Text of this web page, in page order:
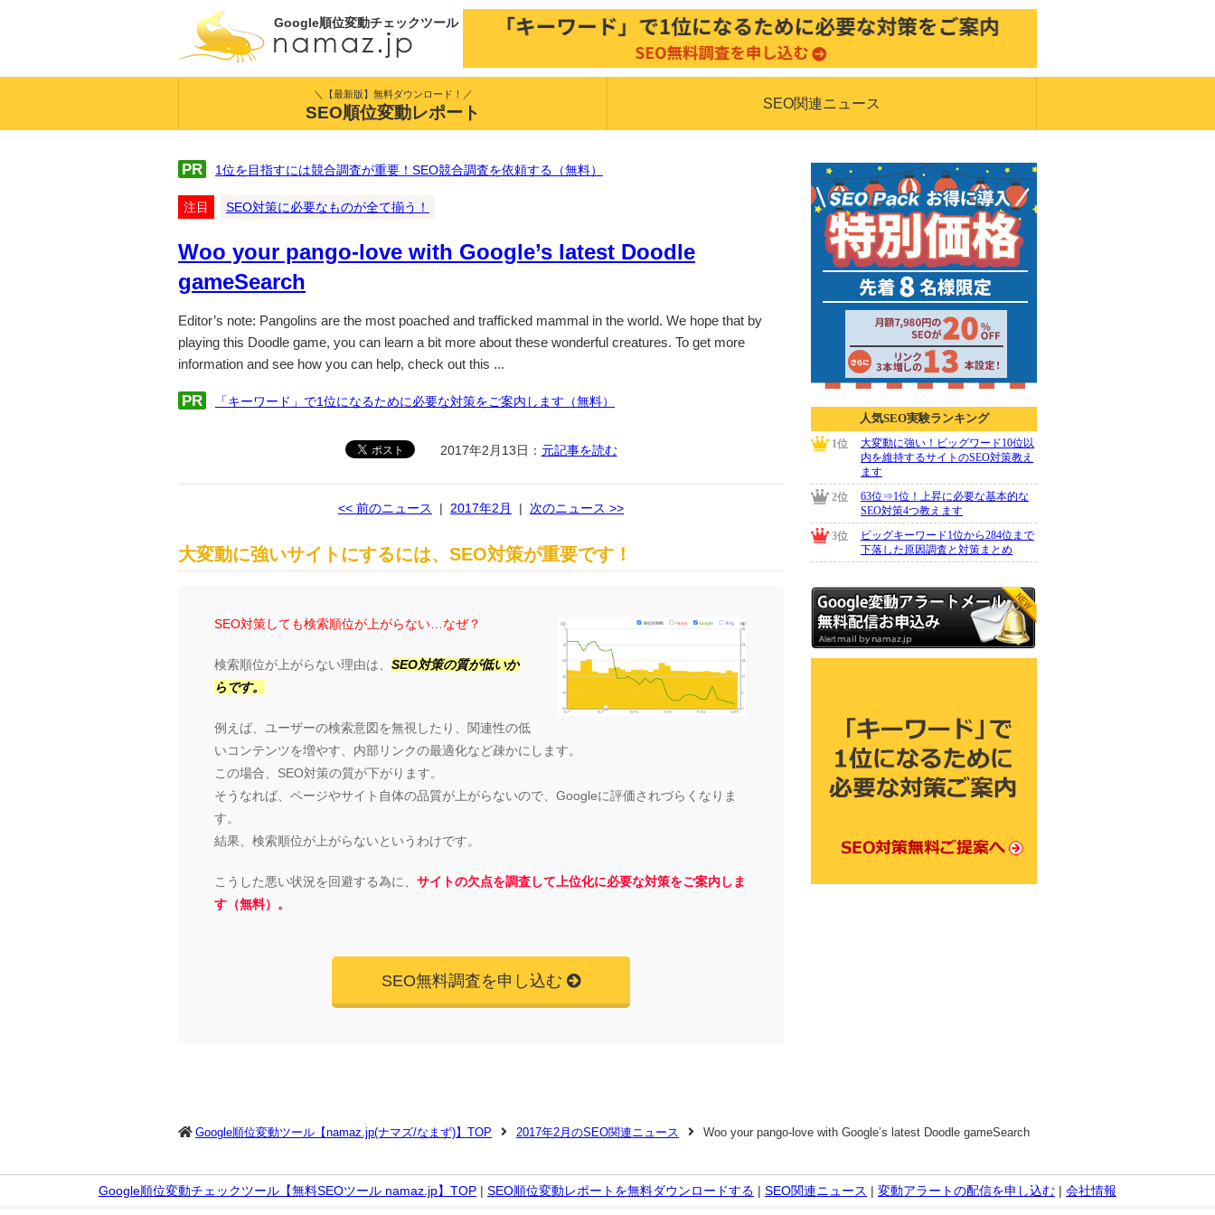
Google順位変動チェックツール
＼【最新版】無料ダウンロード！／
SEO順位変動レポート SEO関連ニュース
PR 1位を目指すには競合調査が重要！SEO競合調査を依頼する（無料）
注目 SEO対策に必要なものが全て揃う！
Woo your pango-love with Google’s latest Doodle
gameSearch
Editor’s note: Pangolins are the most poached and trafficked mammal in the world. We hope that by
playing this Doodle game, you can learn a bit more about these wonderful creatures. To get more
information and see how you can help, check out this ...
PR 「キーワード」で1位になるために必要な対策をご案内します（無料）
2017年2月13日： 元記事を読む
<< 前のニュース | 2017年2月 | 次のニュース >>
大変動に強いサイトにするには、SEO対策が重要です！
SEO対策しても検索順位が上がらない…なぜ？
検索順位が上がらない理由は、 SEO対策の質が低いか
らです。
例えば、ユーザーの検索意図を無視したり、関連性の低
いコンテンツを増やす、内部リンクの最適化など疎かにします。
この場合、SEO対策の質が下がります。
そうなれば、ページやサイト自体の品質が上がらないので、Googleに評価されづらくなりま
す。
結果、検索順位が上がらないというわけです。
こうした悪い状況を回避する為に、 サイトの欠点を調査して上位化に必要な対策をご案内しま
す（無料）。
SEO無料調査を申し込む
Google順位変動ツール【namaz.jp(ナマズ/なまず)】TOP 2017年2月のSEO関連ニュース Woo your pango-love with Google’s latest Doodle gameSearch
Google順位変動チェックツール【無料SEOツール namaz.jp】TOP | SEO順位変動レポートを無料ダウンロードする | SEO関連ニュース | 変動アラートの配信を申し込む | 会社情報